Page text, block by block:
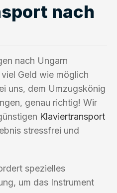
nach
nach Ungarn
Geld wie möglich
uns, dem Umzugskönig
genau richtig! Wir
Klaviertransport
stressfrei und
spezielles
um das Instrument